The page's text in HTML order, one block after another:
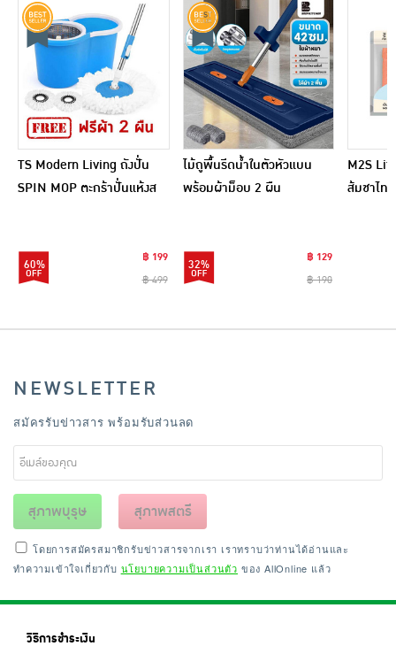
TS Modern Living ถังปั่น
SPIN MOP ตะกร้าปั่นแห้งส
60%
฿ 199
฿ 499
ไม้ถูพื้นรีดน้ำในตัวหัวแบน
พร้อมผ้าม็อบ 2 ผืน
32%
฿ 129
฿ 190
M2S
ส้มชาไท
NEWSLETTER
สมัครรับข่าวสาร พร้อมรับส่วนลด
สุภาพบุรุษ สุภาพสตรี
โดยการสมัครสมาชิกรับข่าวสารจากเรา เราทราบว่าท่านได้อ่านและ
ทำความเข้าใจเกี่ยวกับ นโยบายความเป็นส่วนตัว ของ AllOnline แล้ว
วิธีการชำระเงิน